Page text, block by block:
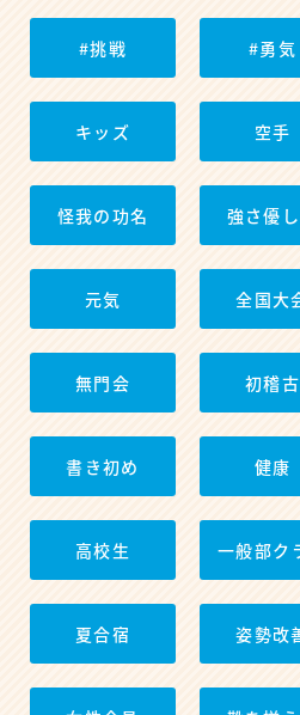
#挑戦 #勇気
キッズ 空手
怪我の功名 強さ優
元気 全国大
無門会 初稽古
書き初め 健康
高校生 一般部ク
夏合宿 姿勢改